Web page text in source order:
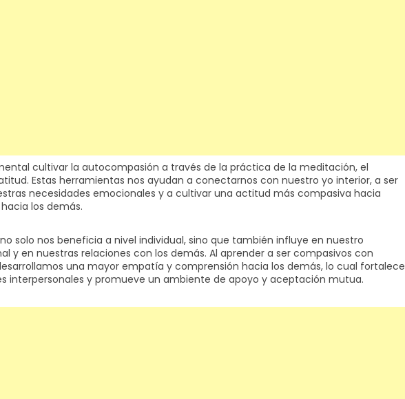
cultivar la autocompasión a través de la práctica de la meditación, el
Estas herramientas nos ayudan a conectarnos con nuestro yo interior, a ser
necesidades emocionales y a cultivar una actitud más compasiva hacia
los demás.
solo nos beneficia a nivel individual, sino que también influye en nuestro
y en nuestras relaciones con los demás. Al aprender a ser compasivos con
una mayor empatía y comprensión hacia los demás, lo cual fortalece
interpersonales y promueve un ambiente de apoyo y aceptación mutua.